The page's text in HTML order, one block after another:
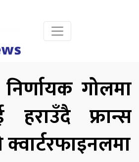
निर्णायक गोलमा
हराउँदै फ्रान्स